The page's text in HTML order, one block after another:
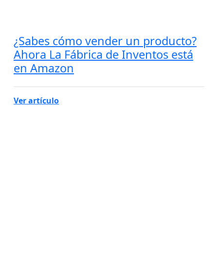
¿Sabes cómo vender un producto?
Ahora La Fábrica de Inventos está
en Amazon
Ver artículo